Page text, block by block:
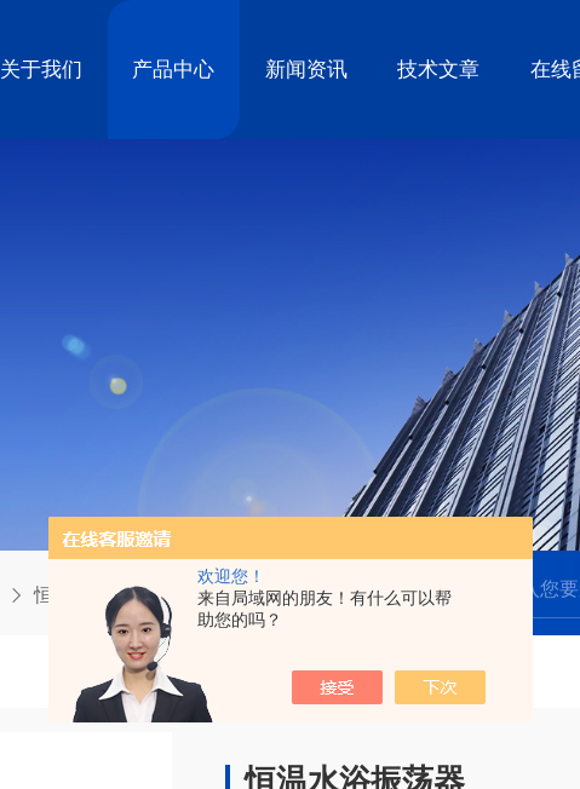
欢迎您！
来自局域网的朋友！有什么可以帮
助您的吗？
关于我们 产品中心 新闻资讯 技术文章 在线
恒温水浴振荡器 恒温水浴振荡器
恒温水浴振荡器